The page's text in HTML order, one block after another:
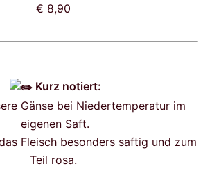
€ 8,90
Kurz notiert:
Gänse bei Niedertemperatur im
eigenen Saft.
Fleisch besonders saftig und zum
Teil rosa.